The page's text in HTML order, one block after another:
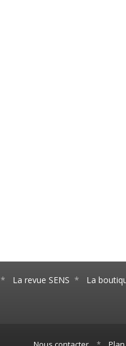
* La revue SENS * La